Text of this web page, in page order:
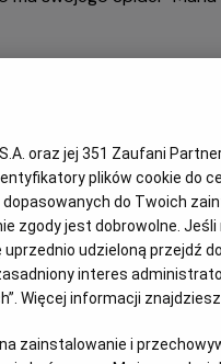
ma swojego
że każdy z nas
oraz jej 351 Zaufani
plików cookie do
do Twoich
zgody jest dobrowolne.
udzieloną przejdź
interes
Więcej informacji
zainstalowanie i